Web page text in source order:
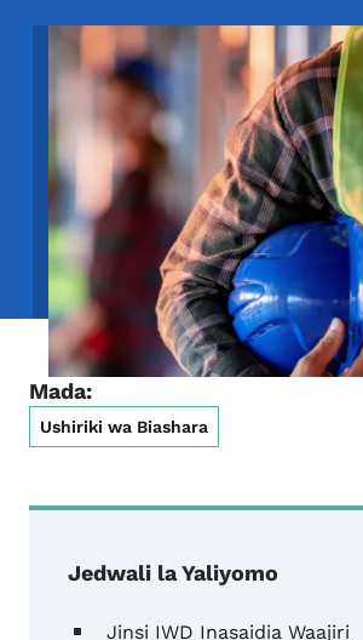
Image
Mada:
Ushiriki wa Biashara
Jedwali la Yaliyomo
Jinsi IWD Inasaidia Waajiri